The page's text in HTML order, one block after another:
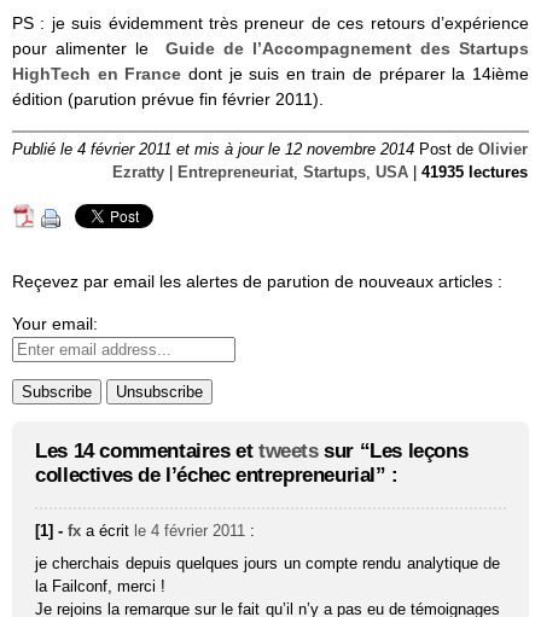
PS : je suis évidemment très preneur de ces retours d’expérience
pour alimenter le Guide de l’Accompagnement des Startups
HighTech en France dont je suis en train de préparer la 14ième
édition (parution prévue fin février 2011).
Publié le 4 février 2011 et mis à jour le 12 novembre 2014 Post de Olivier
Ezratty
Entrepreneuriat Startups USA 41935 lectures
Reçevez par email les alertes de parution de nouveaux articles :
Your email:
Les 14 commentaires et tweetssur “Les leçons
collectives de l’échec entrepreneurial” :
[1] -fx a écrit le 4 février 2011 :
je cherchais depuis quelques jours un compte rendu analytique de
la Failconf, merci !
Je rejoins la remarque sur le fait qu’il n’y a pas eu de témoignages